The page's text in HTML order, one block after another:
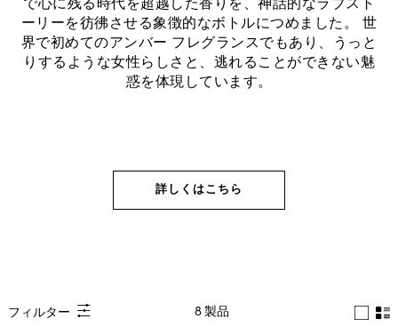
で心に残る時代を超越した香りを、神話的なラブスト
ーリーを彷彿させる象徴的なボトルにつめました。 世
界で初めてのアンバー フレグランスでもあり、うっと
りするような女性らしさと、逃れることができない魅
惑を体現しています。​
詳しくはこちら
フィルター 8 製品